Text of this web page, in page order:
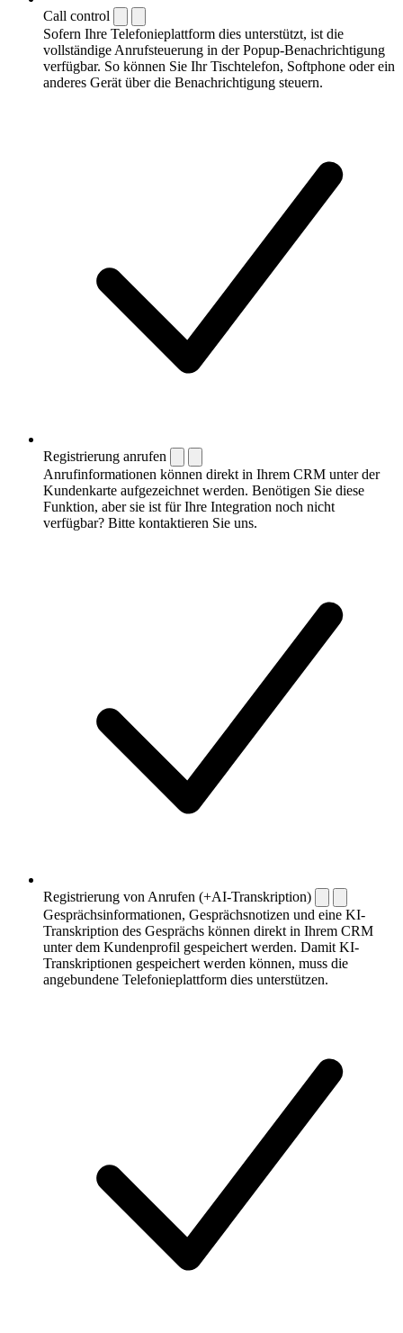
Call control
Sofern Ihre Telefonieplattform dies unterstützt, ist die
vollständige Anrufsteuerung in der Popup-Benachrichtigung
verfügbar. So können Sie Ihr Tischtelefon, Softphone oder ein
anderes Gerät über die Benachrichtigung steuern.
Registrierung anrufen
Anrufinformationen können direkt in Ihrem CRM unter der
Kundenkarte aufgezeichnet werden. Benötigen Sie diese
Funktion, aber sie ist für Ihre Integration noch nicht
verfügbar? Bitte kontaktieren Sie uns.
Registrierung von Anrufen (+AI-Transkription)
Gesprächsinformationen, Gesprächsnotizen und eine KI-
Transkription des Gesprächs können direkt in Ihrem CRM
unter dem Kundenprofil gespeichert werden. Damit KI-
Transkriptionen gespeichert werden können, muss die
angebundene Telefonieplattform dies unterstützen.